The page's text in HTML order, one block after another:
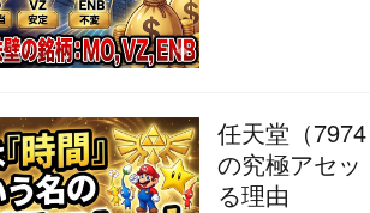
任天堂（
の究極アセ
る理由